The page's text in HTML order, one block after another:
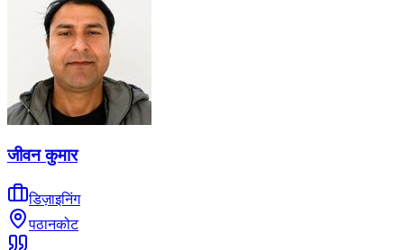
जीवन कुमार
डिज़ाइनिंग
पठानकोट